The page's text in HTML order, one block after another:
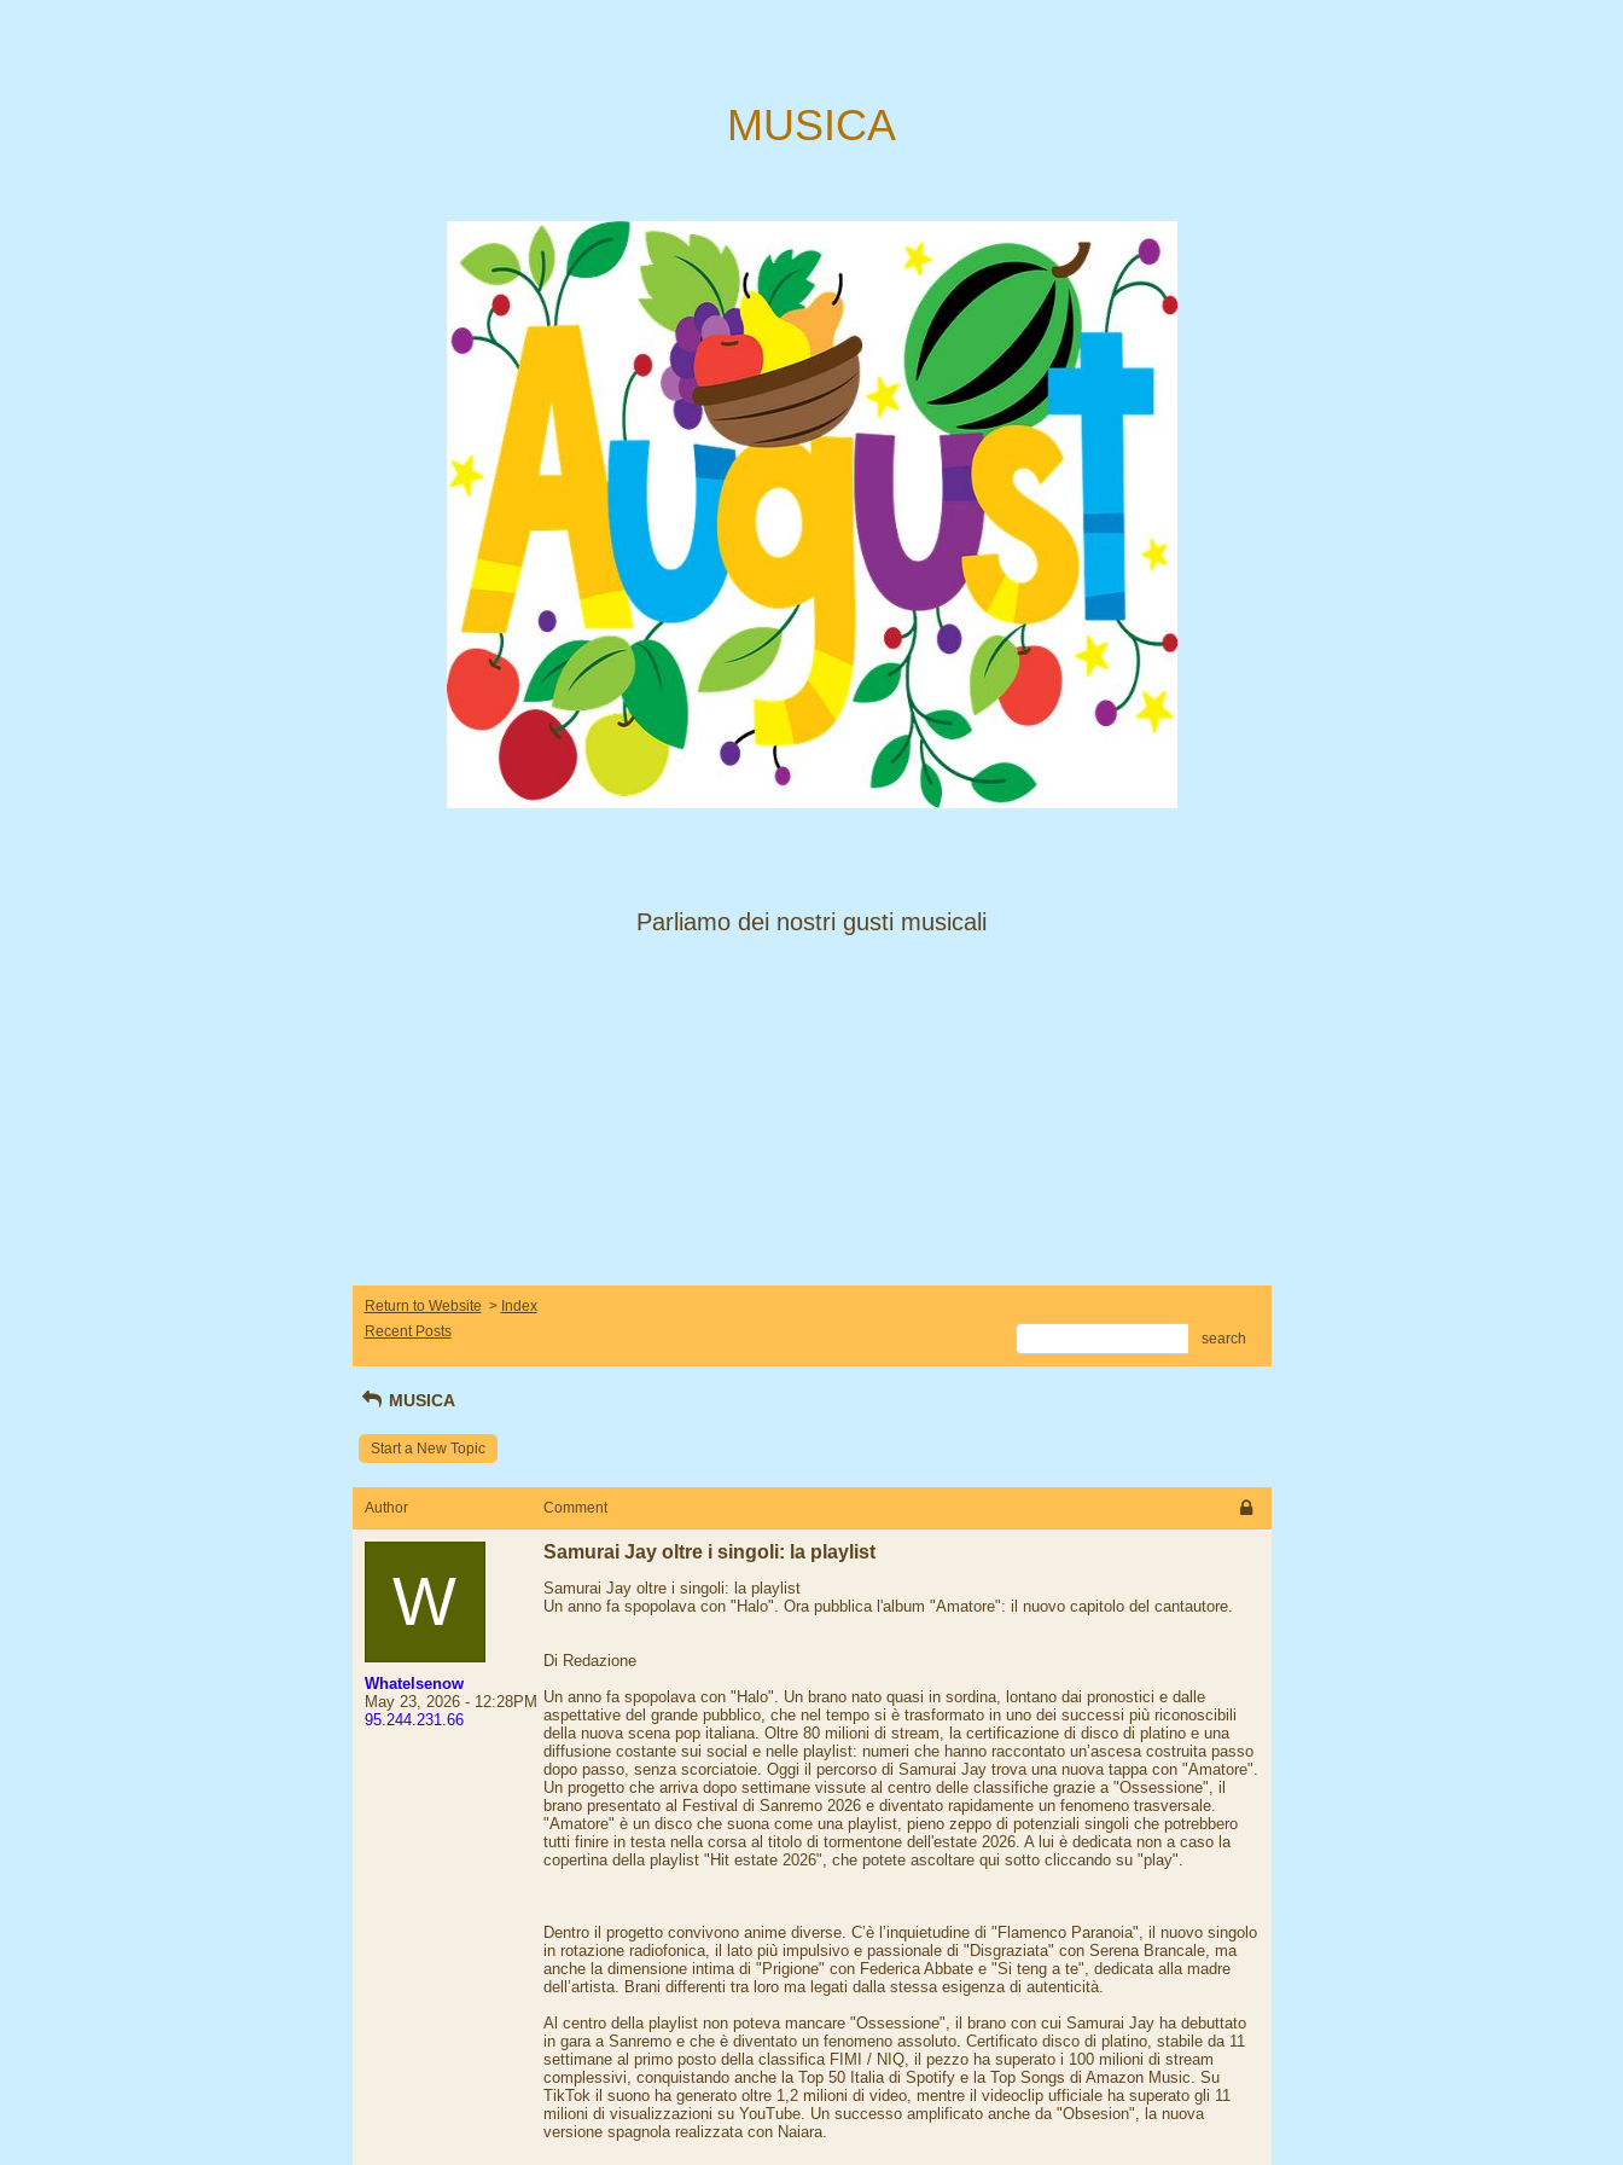
MUSICA
​​​​​​​Parliamo dei nostri gusti musicali
Return to Website > Index
Recent Posts
search
MUSICA
Start a New Topic
Author Comment
W
Whatelsenow
May 23, 2026 - 12:28PM
95.244.231.66
Samurai Jay oltre i singoli: la playlist
Samurai Jay oltre i singoli: la playlist
Un anno fa spopolava con "Halo". Ora pubblica l'album "Amatore": il nuovo capitolo del cantautore.
Di Redazione
Un anno fa spopolava con "Halo". Un brano nato quasi in sordina, lontano dai pronostici e dalle
aspettative del grande pubblico, che nel tempo si è trasformato in uno dei successi più riconoscibili
della nuova scena pop italiana. Oltre 80 milioni di stream, la certificazione di disco di platino e una
diffusione costante sui social e nelle playlist: numeri che hanno raccontato un’ascesa costruita passo
dopo passo, senza scorciatoie. Oggi il percorso di Samurai Jay trova una nuova tappa con "Amatore".
Un progetto che arriva dopo settimane vissute al centro delle classifiche grazie a "Ossessione", il
brano presentato al Festival di Sanremo 2026 e diventato rapidamente un fenomeno trasversale.
"Amatore" è un disco che suona come una playlist, pieno zeppo di potenziali singoli che potrebbero
tutti finire in testa nella corsa al titolo di tormentone dell'estate 2026. A lui è dedicata non a caso la
copertina della playlist "Hit estate 2026", che potete ascoltare qui sotto cliccando su "play".
Dentro il progetto convivono anime diverse. C’è l’inquietudine di "Flamenco Paranoia", il nuovo singolo
in rotazione radiofonica, il lato più impulsivo e passionale di "Disgraziata" con Serena Brancale, ma
anche la dimensione intima di "Prigione" con Federica Abbate e "Si teng a te", dedicata alla madre
dell’artista. Brani differenti tra loro ma legati dalla stessa esigenza di autenticità.
Al centro della playlist non poteva mancare "Ossessione", il brano con cui Samurai Jay ha debuttato
in gara a Sanremo e che è diventato un fenomeno assoluto. Certificato disco di platino, stabile da 11
settimane al primo posto della classifica FIMI / NIQ, il pezzo ha superato i 100 milioni di stream
complessivi, conquistando anche la Top 50 Italia di Spotify e la Top Songs di Amazon Music. Su
TikTok il suono ha generato oltre 1,2 milioni di video, mentre il videoclip ufficiale ha superato gli 11
milioni di visualizzazioni su YouTube. Un successo amplificato anche da "Obsesion", la nuova
versione spagnola realizzata con Naiara.